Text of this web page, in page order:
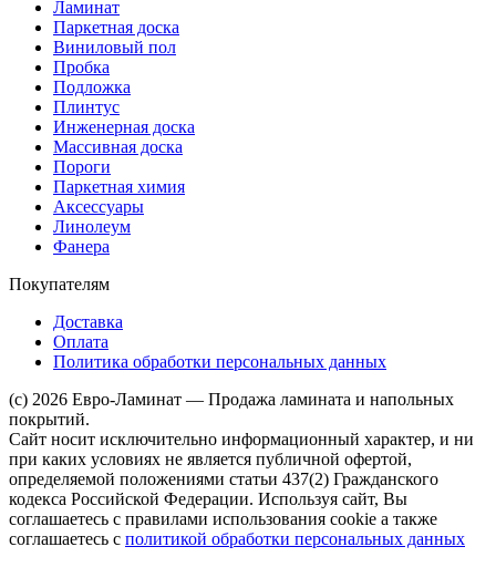
Ламинат
Паркетная доска
Виниловый пол
Пробка
Подложка
Плинтус
Инженерная доска
Массивная доска
Пороги
Паркетная химия
Аксессуары
Линолеум
Фанера
Покупателям
Доставка
Оплата
Политика обработки персональных данных
(c) 2026 Евро-Ламинат — Продажа ламината и напольных
покрытий.
Сайт носит исключительно информационный характер, и ни
при каких условиях не является публичной офертой,
определяемой положениями статьи 437(2) Гражданского
кодекса Российской Федерации. Используя сайт, Вы
соглашаетесь с правилами использования cookie а также
соглашаетесь с политикой обработки персональных данных